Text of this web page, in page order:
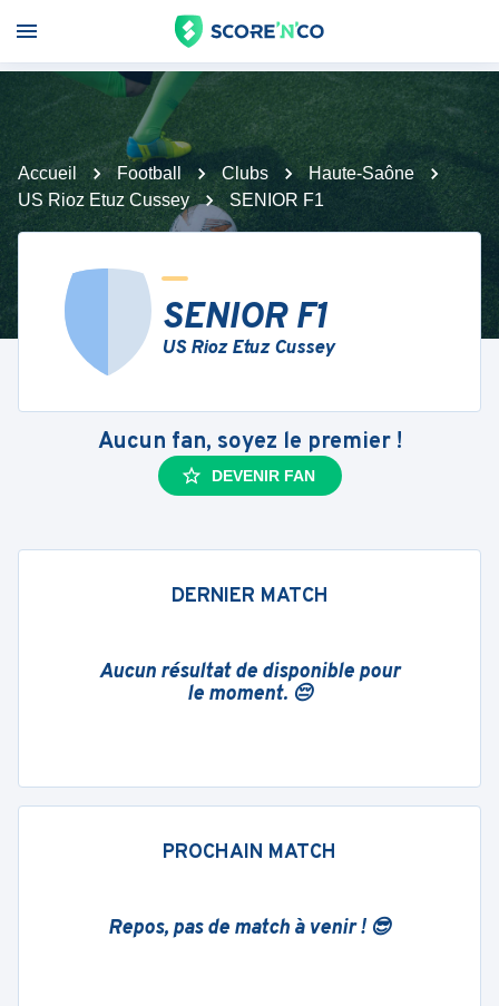
Accueil Football Clubs
Haute-Saône
US Rioz Etuz Cussey
SENIOR F1
SENIOR F1
US Rioz Etuz Cussey
Aucun fan, soyez le premier !
DEVENIR FAN
DERNIER MATCH
Aucun résultat de disponible pour
le moment. 😔
PROCHAIN MATCH
Repos, pas de match à venir ! 😎